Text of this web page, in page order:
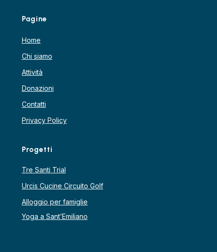
Pagine
Home
Chi siamo
Attività
Donazioni
Contatti
Privacy Policy
Progetti
Tre Santi Trial
Urcis Cucine Circuito Golf
Alloggio per famiglie
Yoga a Sant’Emiliano